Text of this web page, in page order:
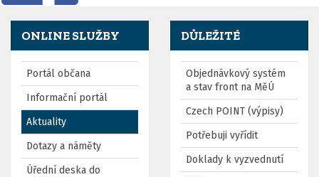
ONLINE SLUŽBY
Portál občana
Informační portál
Aktuality
Dotazy a náměty
Úřední deska do
DŮLEŽITÉ
Objednávkový systém
a stav front na MěÚ
Czech POINT (výpisy)
Potřebuji vyřídit
Doklady k vyzvednutí